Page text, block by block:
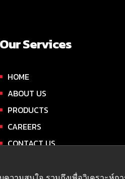
Our Services
HOME
ABOUT US
PRODUCTS
CAREERS
CONTACT US